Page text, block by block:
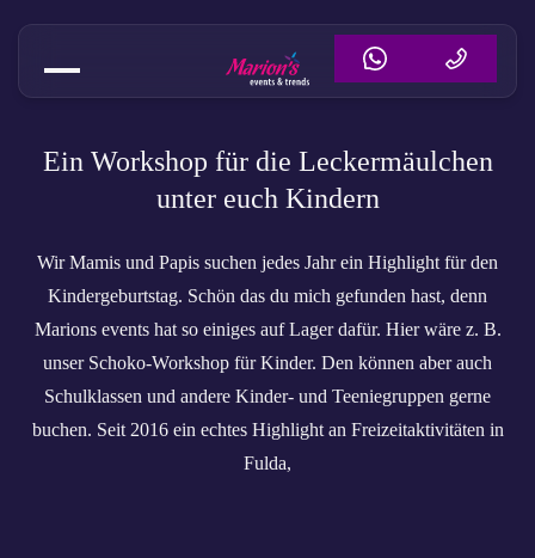
Schoko-Workshop für Kinder
Ein Workshop für die Leckermäulchen
unter euch Kindern
Wir Mamis und Papis suchen jedes Jahr ein Highlight für den
Kindergeburtstag. Schön das du mich gefunden hast, denn
Marions events hat so einiges auf Lager dafür. Hier wäre z. B.
unser Schoko-Workshop für Kinder. Den können aber auch
Schulklassen und andere Kinder- und Teeniegruppen gerne
buchen. Seit 2016 ein echtes Highlight an Freizeitaktivitäten in
Fulda,